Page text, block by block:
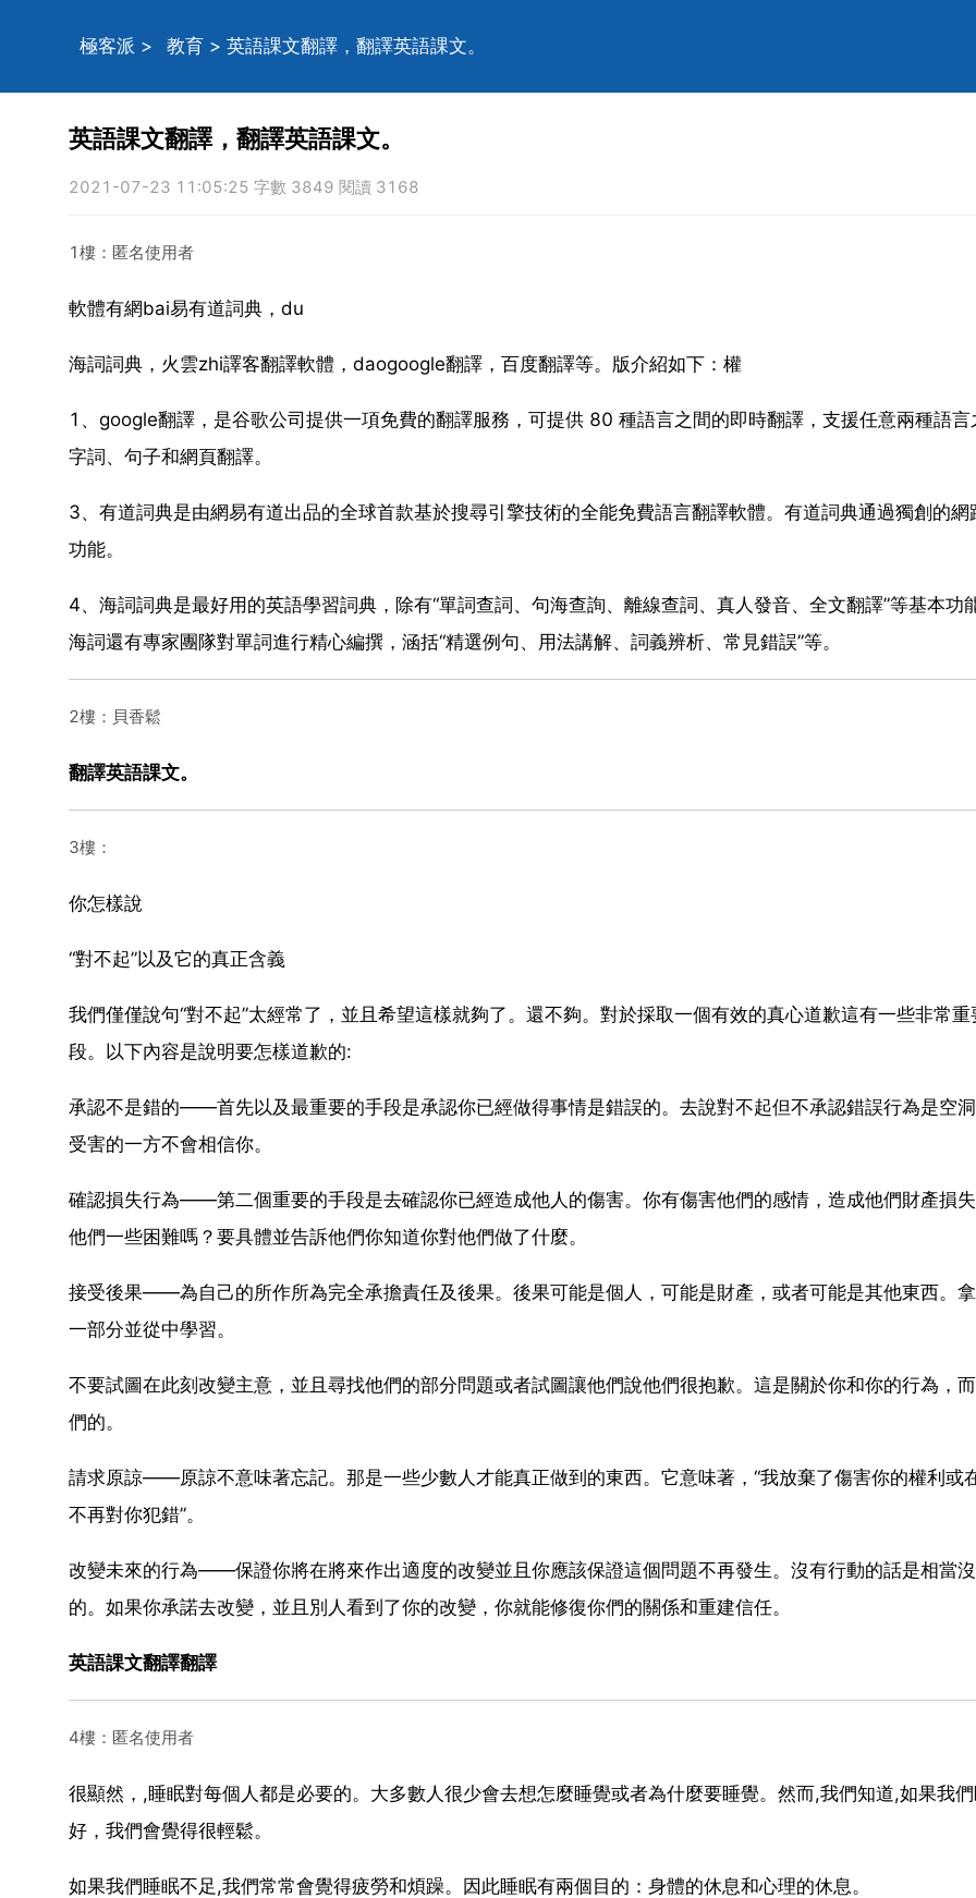
極客派 > 教育 > 英語課文翻譯，翻譯英語課文。
英語課文翻譯，翻譯英語課文。
2021-07-23 11:05:25 字數 3849 閱讀 3168
1樓：匿名使用者
軟體有網bai易有道詞典，du
海詞詞典，火雲zhi譯客翻譯軟體，daogoogle翻譯，百度翻譯等。版介紹如下：權
1、google翻譯，是谷歌公司提供一項免費的翻譯服務，可提供 80 種語言之間的即時翻譯，支援任意兩種語言
字詞、句子和網頁翻譯。
3、有道詞典是由網易有道出品的全球首款基於搜尋引擎技術的全能免費語言翻譯軟體。有道詞典通過獨創的網
功能。
4、海詞詞典是最好用的英語學習詞典，除有“單詞查詞、句海查詢、離線查詞、真人發音、全文翻譯”等基本功
海詞還有專家團隊對單詞進行精心編撰，涵括“精選例句、用法講解、詞義辨析、常見錯誤”等。
2樓：貝香鬆
翻譯英語課文。
3樓：
你怎樣說
“對不起”以及它的真正含義
我們僅僅說句“對不起”太經常了，並且希望這樣就夠了。還不夠。對於採取一個有效的真心道歉這有一些非常重
段。以下內容是說明要怎樣道歉的:
承認不是錯的——首先以及最重要的手段是承認你已經做得事情是錯誤的。去說對不起但不承認錯誤行為是空洞
受害的一方不會相信你。
確認損失行為——第二個重要的手段是去確認你已經造成他人的傷害。你有傷害他們的感情，造成他們財產損
他們一些困難嗎？要具體並告訴他們你知道你對他們做了什麼。
接受後果——為自己的所作所為完全承擔責任及後果。後果可能是個人，可能是財產，或者可能是其他東西。
一部分並從中學習。
不要試圖在此刻改變主意，並且尋找他們的部分問題或者試圖讓他們說他們很抱歉。這是關於你和你的行為，
們的。
請求原諒——原諒不意味著忘記。那是一些少數人才能真正做到的東西。它意味著，“我放棄了傷害你的權利或
不再對你犯錯”。
改變未來的行為——保證你將在將來作出適度的改變並且你應該保證這個問題不再發生。沒有行動的話是相當
的。如果你承諾去改變，並且別人看到了你的改變，你就能修復你們的關係和重建信任。
英語課文翻譯翻譯
4樓：匿名使用者
很顯然，,睡眠對每個人都是必要的。大多數人很少會去想怎麼睡覺或者為什麼要睡覺。然而,我們知道,如果我
好，我們會覺得很輕鬆。
如果我們睡眠不足,我們常常會覺得疲勞和煩躁。因此睡眠有兩個目的：身體的休息和心理的休息。